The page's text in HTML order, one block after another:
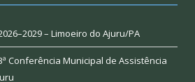
– Limoeiro do Ajuru/PA
Conferência Municipal de Assistência